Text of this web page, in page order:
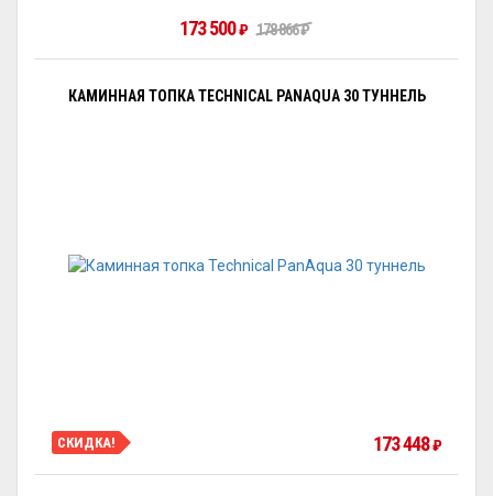
173 500₽ 178 866₽
КАМИННАЯ ТОПКА TECHNICAL PANAQUA 30 ТУННЕЛЬ
СКИДКА! 173 448₽